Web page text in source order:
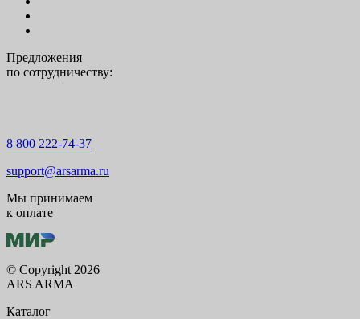
Предложения
по сотрудничеству:
8 800 222-74-37
support@arsarma.ru
Мы принимаем
к оплате
© Copyright 2026
ARS ARMA
Каталог